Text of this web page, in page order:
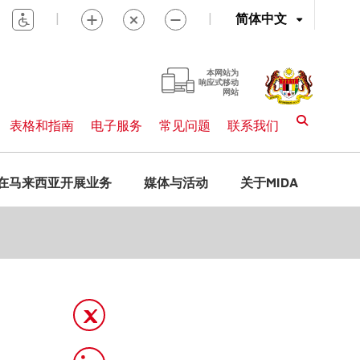
简体中文
| |
本网站为
响应式移动
网站
表格和指南 电子服务 常见问题 联系我们
马来西亚开展业务 媒体与活动 关于MIDA